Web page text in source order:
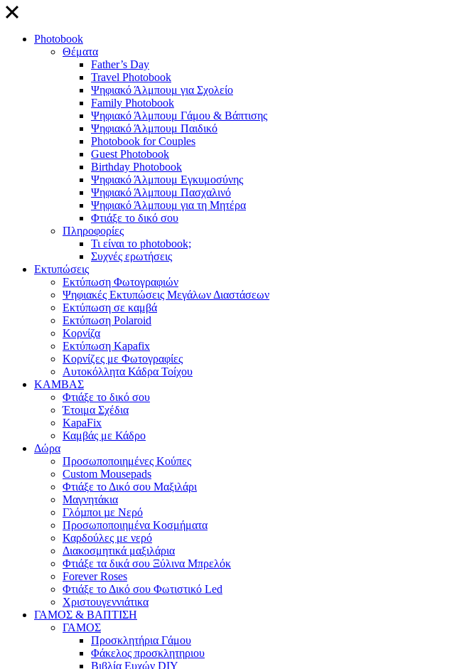
close
Photobook
Θέματα
Father’s Day
Travel Photobook
Ψηφιακό Άλμπουμ για Σχολείο
Family Photobook
Ψηφιακό Άλμπουμ Γάμου & Βάπτισης
Ψηφιακό Άλμπουμ Παιδικό
Photobook for Couples
Guest Photobook
Birthday Photobook
Ψηφιακό Άλμπουμ Εγκυμοσύνης
Ψηφιακό Άλμπουμ Πασχαλινό
Ψηφιακό Άλμπουμ για τη Μητέρα
Φτιάξε το δικό σου
Πληροφορίες
Τι είναι το photobook;
Συχνές ερωτήσεις
Εκτυπώσεις
Εκτύπωση Φωτογραφιών
Ψηφιακές Εκτυπώσεις Μεγάλων Διαστάσεων
Εκτύπωση σε καμβά
Εκτύπωση Polaroid
Κορνίζα
Εκτύπωση Kapafix
Κορνίζες με Φωτογραφίες
Αυτοκόλλητα Κάδρα Τοίχου
ΚΑΜΒΑΣ
Φτιάξε το δικό σου
Έτοιμα Σχέδια
KapaFix
Καμβάς με Κάδρο
Δώρα
Προσωποποιημένες Κούπες
Custom Mousepads
Φτιάξε το Δικό σου Μαξιλάρι
Μαγνητάκια
Γλόµποι µε Νερό
Προσωποποιημένα Κοσμήματα
Καρδούλες με νερό
Διακοσμητικά μαξιλάρια
Φτιάξε τα δικά σου Ξύλινα Μπρελόκ
Forever Roses
Φτιάξε το Δικό σου Φωτιστικό Led
Χριστουγεννιάτικα
ΓΑΜΟΣ & ΒΑΠΤΙΣΗ
ΓΑΜΟΣ
Προσκλητήρια Γάμου
Φάκελος προσκλητηριου
Βιβλία Ευχών DIY